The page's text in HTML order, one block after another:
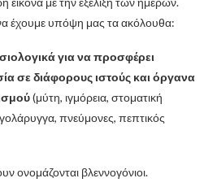
έχουμε υπόψη μας τα ακόλουθα:
για να προσφέρει
σε διάφορους ιστούς και όργανα
(μύτη, ιγμόρεια, στοματική
πνεύμονες, πεπτικός
ονομάζονται βλεννογόνιοι.